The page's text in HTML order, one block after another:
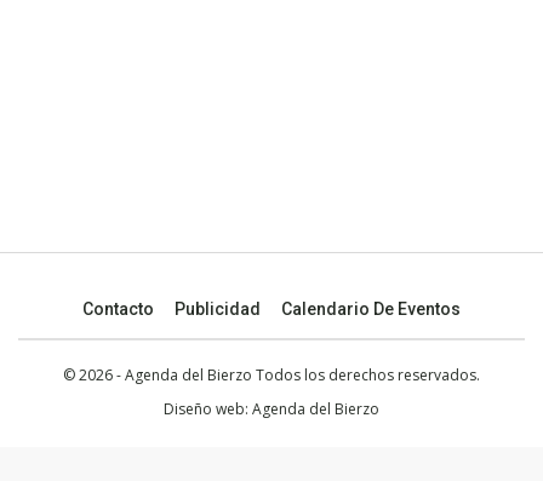
Contacto Publicidad Calendario De Eventos
© 2026 - Agenda del Bierzo Todos los derechos reservados.
Diseño web: Agenda del Bierzo